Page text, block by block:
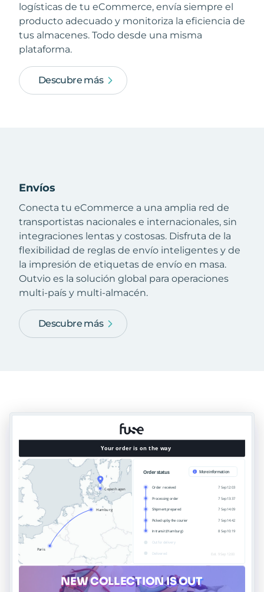
logísticas de tu eCommerce, envía siempre el
producto adecuado y monitoriza la eficiencia de
tus almacenes. Todo desde una misma
plataforma.
Descubre más
Envíos
Conecta tu eCommerce a una amplia red de
transportistas nacionales e internacionales, sin
integraciones lentas y costosas. Disfruta de la
flexibilidad de reglas de envío inteligentes y de
la impresión de etiquetas de envío en masa.
Outvio es la solución global para operaciones
multi-país y multi-almacén.
Descubre más